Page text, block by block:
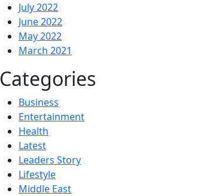
July 2022
June 2022
May 2022
March 2021
Categories
Business
Entertainment
Health
Latest
Leaders Story
Lifestyle
Middle East